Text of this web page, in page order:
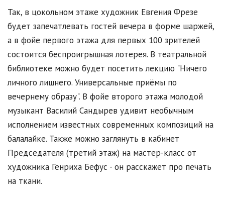
Так, в цокольном этаже художник Евгения Фрезе
будет запечатлевать гостей вечера в форме шаржей,
а в фойе первого этажа для первых 100 зрителей
состоится беспроигрышная лотерея. В театральной
библиотеке можно будет посетить лекцию "Ничего
личного лишнего. Универсальные приёмы по
вечернему образу". В фойе второго этажа молодой
музыкант Василий Сандырев удивит необычным
исполнением известных современных композиций на
балалайке. Также можно заглянуть в кабинет
Председателя (третий этаж) на мастер-класс от
художника Генриха Бефус - он расскажет про печать
на ткани.